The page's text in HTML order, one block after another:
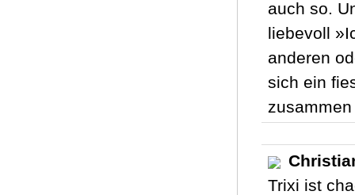
auch so.
liebevoll
anderen
sich ein
Trixi ist